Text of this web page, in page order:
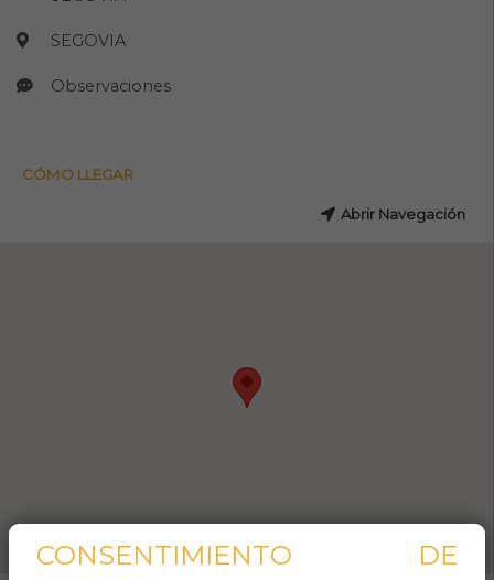
SEGOVIA
Observaciones
CÓMO LLEGAR
Abrir Navegación
CONSENTIMIENTO DE